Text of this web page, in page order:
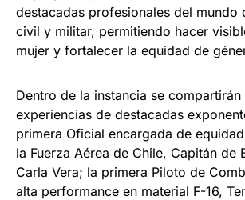
destacadas profesionales del mundo
civil y militar, permitiendo hacer
mujer y fortalecer la equidad de
Dentro de la instancia se
experiencias de destacadas
primera Oficial encargada de
la Fuerza Aérea de Chile, Capitán de
Carla Vera; la primera Piloto de
alta performance en material F-16,